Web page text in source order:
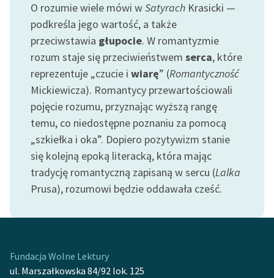
Szkoła Poezji Wolnych
Lektur
O nas
Kontakt
O projekcie
Zespół
Zasady wykorzystania
Wolnych Lektur
Polityka prywatności
O rozumie wiele mówi wSatyrach Krasicki —
podkreśla jego wartość, a także
przeciwstawia głupocie. W romantyzmie
rozum staje się przeciwieństwem serca, które
reprezentuje „czucie i wiarę” (Romantyczność
Mickiewicza). Romantycy przewartościowali
pojęcie rozumu, przyznając wyższą rangę
temu, co niedostępne poznaniu za pomocą
„szkiełka i oka”. Dopiero pozytywizm stanie
się kolejną epoką literacką, która mając
tradycję romantyczną zapisaną w sercu (Lalka
Prusa), rozumowi będzie oddawała cześć.
Fundacja Wolne Lektury
ul. Marszałkowska 84/92 lok. 125